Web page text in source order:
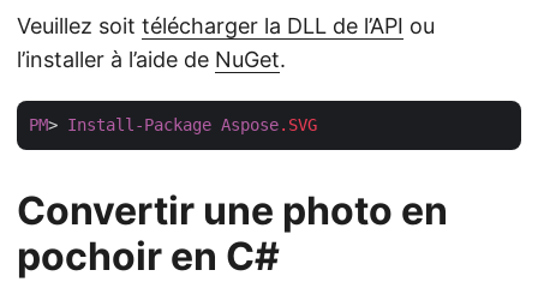
Veuillez soit télécharger la DLL de l’API ou
l’installer à l’aide de NuGet.
PM> Install-Package Aspose.SVG
Convertir une photo en
pochoir en C#